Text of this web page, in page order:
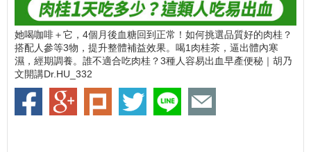
她喝咖啡＋它，4個月後血糖回到正常！如何挑選品質好的肉桂？
搭配人參等3物，提升整體補益效果。喝1肉桂茶，逼出體內寒
濕，經期調養。誰不適合吃肉桂？3種人容易出血早產便秘｜胡乃
文開講Dr.HU_332